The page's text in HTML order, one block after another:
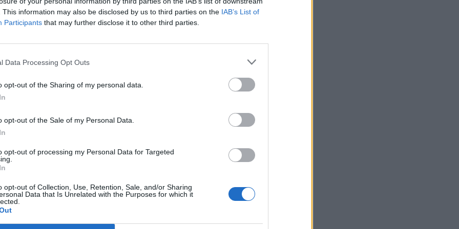
This information may also be disclosed by us to third parties on the IAB’s List of
Participants that may further disclose it to other third parties.
Data Processing Opt Outs
opt-out of the Sharing of my personal data.
opt-out of the Sale of my Personal Data.
opt-out of processing my Personal Data for Targeted
opt-out of Collection, Use, Retention, Sale, and/or Sharing
Data that Is Unrelated with the Purposes for which it
Fico szlovák miniszterelnökkel tartott sajtótájékoztatón hangsúlyozta,
megállapodás eredményeként a két ország között meglévő 22 határátkelési
de most újabb utakra, hidakra és vasutakra is...
portfolio.hu hírarchívumához tartozik, melynek olvasása előfizetéses
cikkarchívum
elmúlt 2 év napon belüli
Előfizetés